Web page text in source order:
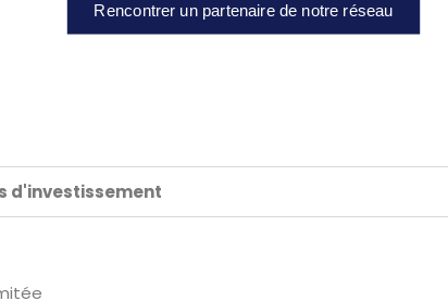
Rencontrer un partenaire de notre réseau
d'investissement